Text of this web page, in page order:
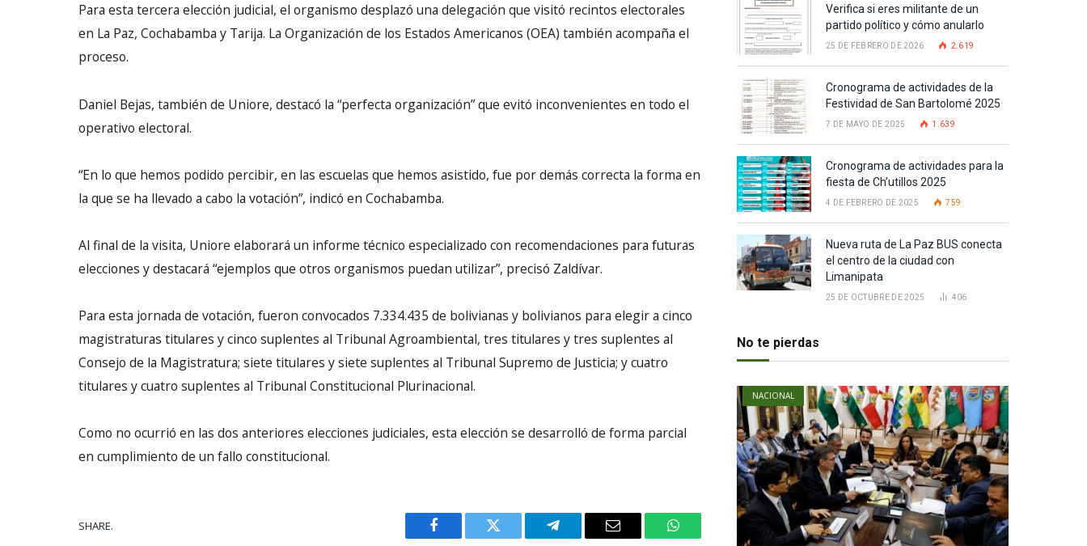
Para esta tercera elección judicial, el organismo desplazó una delegación que visitó recintos electorales
en La Paz, Cochabamba y Tarija. La Organización de los Estados Americanos (OEA) también acompaña el
proceso.
Daniel Bejas, también de Uniore, destacó la “perfecta organización” que evitó inconvenientes en todo el
operativo electoral.
“En lo que hemos podido percibir, en las escuelas que hemos asistido, fue por demás correcta la forma en
la que se ha llevado a cabo la votación”, indicó en Cochabamba.
Al final de la visita, Uniore elaborará un informe técnico especializado con recomendaciones para futuras
elecciones y destacará “ejemplos que otros organismos puedan utilizar”, precisó Zaldívar.
Para esta jornada de votación, fueron convocados 7.334.435 de bolivianas y bolivianos para elegir a cinco
magistraturas titulares y cinco suplentes al Tribunal Agroambiental, tres titulares y tres suplentes al
Consejo de la Magistratura; siete titulares y siete suplentes al Tribunal Supremo de Justicia; y cuatro
titulares y cuatro suplentes al Tribunal Constitucional Plurinacional.
Como no ocurrió en las dos anteriores elecciones judiciales, esta elección se desarrolló de forma parcial
en cumplimiento de un fallo constitucional.
SHARE.
Facebook Twitter Telegram Email WhatsApp
Verifica si eres militante de un
partido político y cómo anularlo
25 DE FEBRERO DE 2026 2.619
Cronograma de actividades de la
Festividad de San Bartolomé 2025
7 DE MAYO DE 2025 1.639
Cronograma de actividades para la
fiesta de Ch’utillos 2025
4 DE FEBRERO DE 2025 759
Nueva ruta de La Paz BUS conecta
el centro de la ciudad con
Limanipata
25 DE OCTUBRE DE 2025 406
No te pierdas
NACIONAL